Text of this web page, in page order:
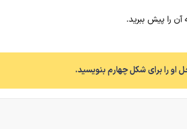
را پیش ببرید.
را برای شکل چهارم بنویسید.